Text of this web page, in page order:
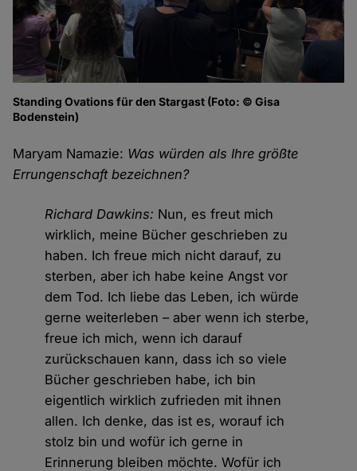
Standing Ovations für den Stargast (Foto: © Gisa
Bodenstein)
Maryam Namazie: Was würden als Ihre größte
Errungenschaft bezeichnen?
Richard Dawkins: Nun, es freut mich
wirklich, meine Bücher geschrieben zu
haben. Ich freue mich nicht darauf, zu
sterben, aber ich habe keine Angst vor
dem Tod. Ich liebe das Leben, ich würde
gerne weiterleben – aber wenn ich sterbe,
freue ich mich, wenn ich darauf
zurückschauen kann, dass ich so viele
Bücher geschrieben habe, ich bin
eigentlich wirklich zufrieden mit ihnen
allen. Ich denke, das ist es, worauf ich
stolz bin und wofür ich gerne in
Erinnerung bleiben möchte. Wofür ich